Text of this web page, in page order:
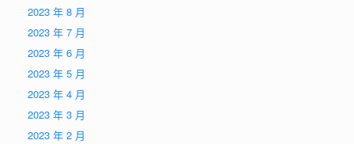
2023 年 8 月
2023 年 7 月
2023 年 6 月
2023 年 5 月
2023 年 4 月
2023 年 3 月
2023 年 2 月